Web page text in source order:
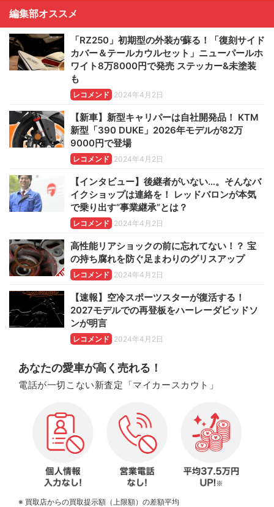
編集部オススメ
「RZ250」初期型の外装が蘇る！「復刻サイド
カバー＆テールカウルセット」ニューパールホ
ワイト8万8000円で発売 ステッカー&未塗装
も
レコメンド 2024年4月2日
【新車】新型キャリパーは自社開発品！ KTM
新型「390 DUKE」2026年モデルが82万
9000円で登場
レコメンド 2024年4月2日
【インタビュー】後継者がいない…。そんなバ
イクショップは連絡を！ レッドバロンが本気
で乗り出す“事業継承”とは？
レコメンド 2024年4月2日
高性能リアショックの前に忘れてない！？ 宝
の持ち腐れを防ぐ足まわりのグリスアップ
レコメンド 2024年4月2日
【速報】空冷スポーツスターが復活する！
2027モデルでの再登板をハーレーダビッドソ
ンが明言
レコメンド 2024年4月2日
あなたの愛車が高く売れる！
電話が一切こない新査定「マイカースカウト」
※ 買取店からの買取提示額（上限額）の差額平均